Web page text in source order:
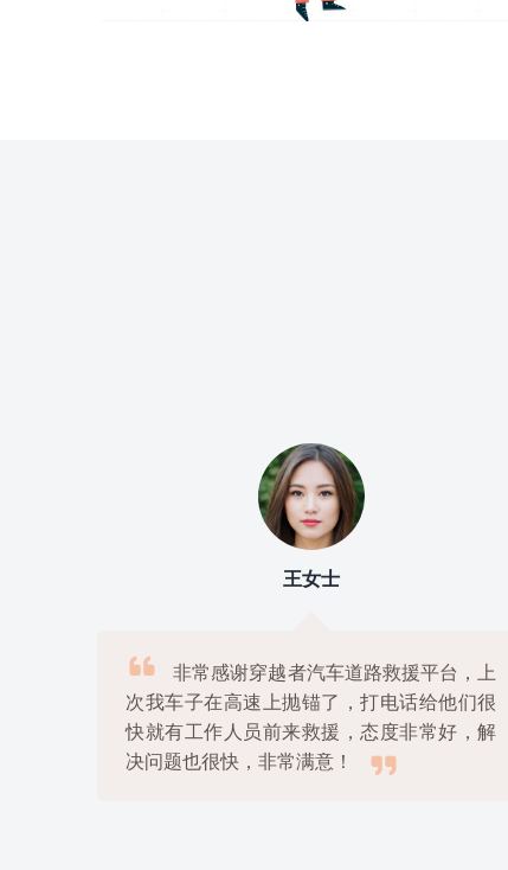
刘先生

我使用过几家道路救援平台，但是最满
意的还是穿越者汽车道路救援平台，他们的
服务非常专业，价格也很公道，绝对是物美
价廉的好选择！
